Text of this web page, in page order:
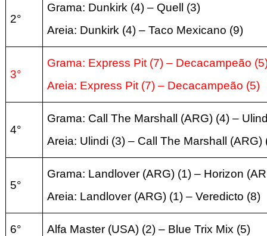
2°
Grama: Dunkirk (4) – Quell (3)
Areia: Dunkirk (4) – Taco Mexicano (9)
3°
Grama: Express Pit (7) – Decacampeão
Areia: Express Pit (7) – Decacampeão (5)
4°
Grama: Call The Marshall (ARG) (4) –
Areia: Ulindi (3) – Call The Marshall (ARG)
5°
Grama: Landlover (ARG) (1) – Horizon
Areia: Landlover (ARG) (1) – Veredicto (8)
6° Alfa Master (USA) (2) – Blue Trix Mix (5)